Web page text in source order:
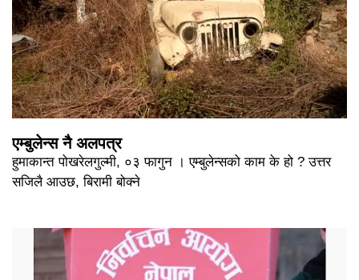
एम्बुलेन्स नै अलपत्र
हुमाकान्त पोखरेलगुल्मी, ०३ फागुन । एम्बुलेन्सको काम के हो ? उत्तर
सजिलै आउछ, बिरामी बोक्ने